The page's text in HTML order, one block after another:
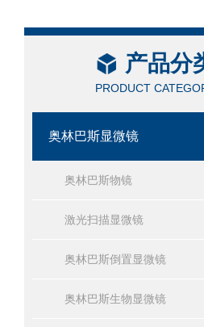
产品分
PRODUCT
奥林巴斯显微镜
奥林巴斯物镜
激光扫描显微镜
奥林巴斯倒置显微镜
奥林巴斯生物显微镜